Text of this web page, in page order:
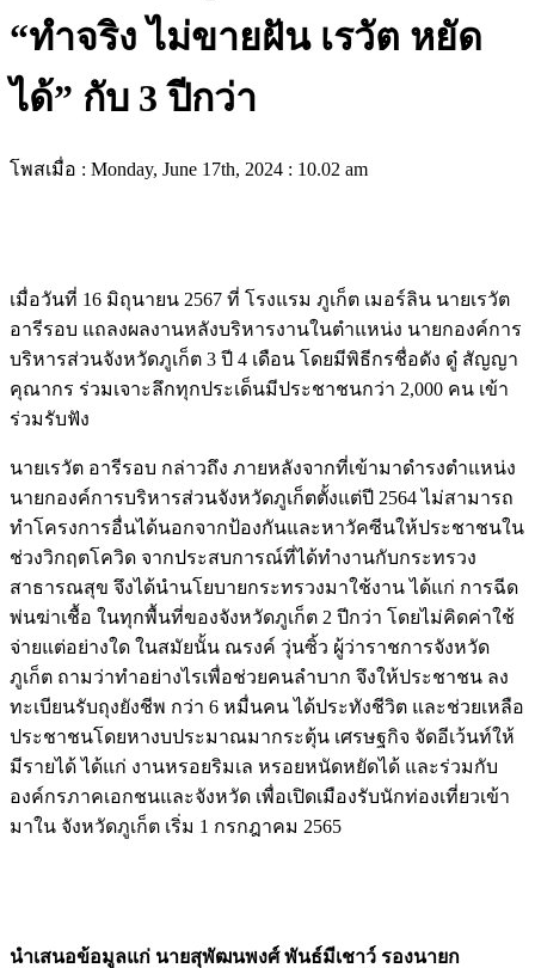
“ทำจริง ไม่ขายฝัน เรวัต หยัด
ได้” กับ 3 ปีกว่า
โพสเมื่อ : Monday, June 17th, 2024 : 10.02 am
เมื่อวันที่ 16 มิถุนายน 2567 ที่ โรงแรม ภูเก็ต เมอร์ลิน นายเรวัต
อารีรอบ แถลงผลงานหลังบริหารงานในตำแหน่ง นายกองค์การ
บริหารส่วนจังหวัดภูเก็ต 3 ปี 4 เดือน โดยมีพิธีกรชื่อดัง ดู๋ สัญญา
คุณากร ร่วมเจาะลึกทุกประเด็นมีประชาชนกว่า 2,000 คน เข้า
ร่วมรับฟัง
นายเรวัต อารีรอบ กล่าวถึง ภายหลังจากที่เข้ามาดำรงตำแหน่ง
นายกองค์การบริหารส่วนจังหวัดภูเก็ตตั้งแต่ปี 2564 ไม่สามารถ
ทำโครงการอื่นได้นอกจากป้องกันและหาวัคซีนให้ประชาชนใน
ช่วงวิกฤตโควิด จากประสบการณ์ที่ได้ทำงานกับกระทรวง
สาธารณสุข จึงได้นำนโยบายกระทรวงมาใช้งาน ได้แก่ การฉีด
พ่นฆ่าเชื้อ ในทุกพื้นที่ของจังหวัดภูเก็ต 2 ปีกว่า โดยไม่คิดค่าใช้
จ่ายแต่อย่างใด ในสมัยนั้น ณรงค์ วุ่นซิ้ว ผู้ว่าราชการจังหวัด
ภูเก็ต ถามว่าทำอย่างไรเพื่อช่วยคนลำบาก จึงให้ประชาชน ลง
ทะเบียนรับถุงยังชีพ กว่า 6 หมื่นคน ได้ประทังชีวิต และช่วยเหลือ
ประชาชนโดยหางบประมาณมากระตุ้น เศรษฐกิจ จัดอีเว้นท์ให้
มีรายได้ ได้แก่ งานหรอยริมเล หรอยหนัดหยัดได้ และร่วมกับ
องค์กรภาคเอกชนและจังหวัด เพื่อเปิดเมืองรับนักท่องเที่ยวเข้า
มาใน จังหวัดภูเก็ต เริ่ม 1 กรกฎาคม 2565
นำเสนอข้อมูลแก่ นายสุพัฒนพงศ์ พันธ์มีเชาว์ รองนายก